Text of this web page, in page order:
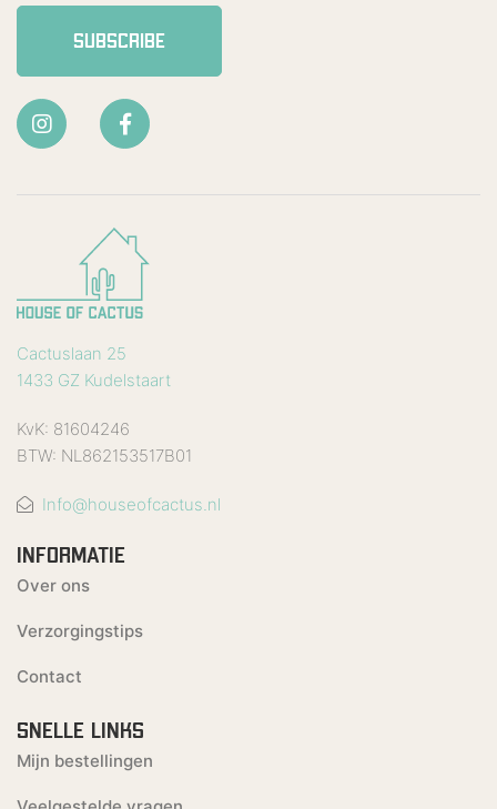
SUBSCRIBE
Cactuslaan 25
1433 GZ Kudelstaart
KvK: 81604246
BTW: NL862153517B01
Info@houseofcactus.nl
INFORMATIE
Over ons
Verzorgingstips
Contact
SNELLE LINKS
Mijn bestellingen